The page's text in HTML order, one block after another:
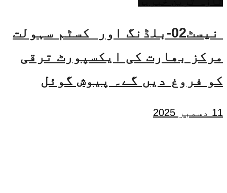
نیسٹ02-بلڈنگ اور کسٹم سہولت
مرکز بھارت کی ایکسپورٹ ترقی
کو فروغ دیں گے۔ پیوش گوئل
11 دسمبر 2025